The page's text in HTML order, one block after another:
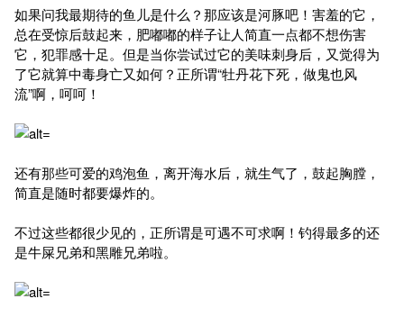
如果问我最期待的鱼儿是什么？那应该是河豚吧！害羞的它，
总在受惊后鼓起来，肥嘟嘟的样子让人简直一点都不想伤害
它，犯罪感十足。但是当你尝试过它的美味刺身后，又觉得为
了它就算中毒身亡又如何？正所谓“牡丹花下死，做鬼也风
流”啊，呵呵！
还有那些可爱的鸡泡鱼，离开海水后，就生气了，鼓起胸膛，
简直是随时都要爆炸的。
不过这些都很少见的，正所谓是可遇不可求啊！钓得最多的还
是牛屎兄弟和黑雕兄弟啦。